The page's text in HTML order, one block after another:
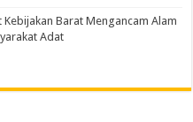
Kebijakan Barat Mengancam Alam
Adat